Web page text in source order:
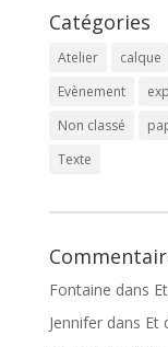
Catégories
Atelier calque
Evènement
Non classé
Texte
Fontaine dans
Jenniferdans Et